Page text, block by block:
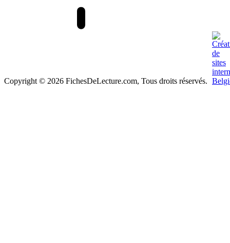
Copyright © 2026 FichesDeLecture.com, Tous droits réservés.